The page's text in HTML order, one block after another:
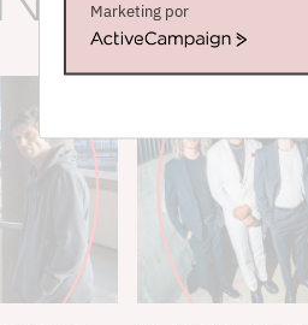
Marketing por
ActiveCampaign